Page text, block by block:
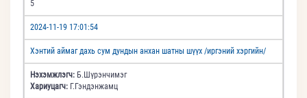
5
2024-11-19 17:01:54
Хэнтий аймаг дахь сум дундын анхан шатны шүүх /иргэний хэргийн/
Нэхэмжлэгч: Б.Шүрэнчимэг
Хариуцагч: Г.Гэндэнжамц